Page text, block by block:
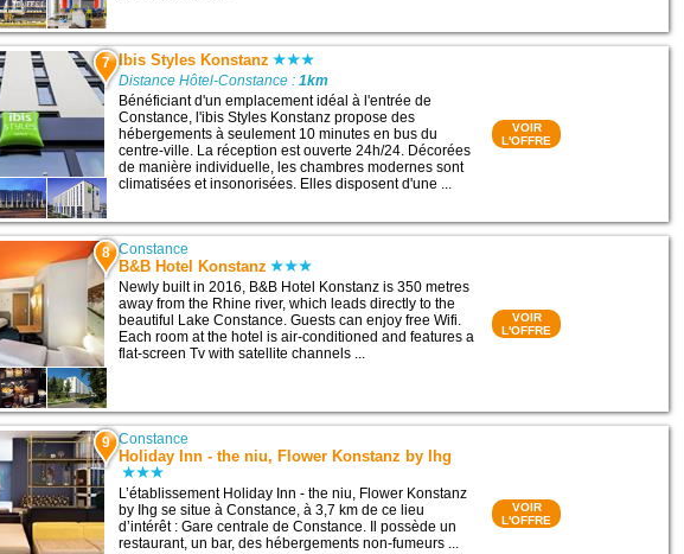
7 Ibis Styles Konstanz
Distance Hôtel-Constance :1km
Bénéficiant d'un emplacement idéal à l'entrée de
Constance, l'ibis Styles Konstanz propose des
hébergements à seulement 10 minutes en bus du
centre-ville. La réception est ouverte 24h/24. Décorées
de manière individuelle, les chambres modernes sont
climatisées et insonorisées. Elles disposent d'une ...
VOIR
L'OFFRE
8 Constance
B&B Hotel Konstanz
Newly built in 2016, B&B Hotel Konstanz is 350 metres
away from the Rhine river, which leads directly to the
beautiful Lake Constance. Guests can enjoy free Wifi.
Each room at the hotel is air-conditioned and features a
flat-screen Tv with satellite channels ...
VOIR
L'OFFRE
9 Constance
Holiday Inn - the niu, Flower Konstanz by Ihg
L’établissement Holiday Inn - the niu, Flower Konstanz
by Ihg se situe à Constance, à 3,7 km de ce lieu
d’intérêt : Gare centrale de Constance. Il possède un
restaurant, un bar, des hébergements non-fumeurs ...
VOIR
L'OFFRE